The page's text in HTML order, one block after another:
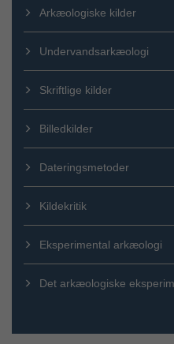
Arkæologiske kilder
Undervandsarkæologi
Skriftlige kilder
Billedkilder
Dateringsmetoder
Kildekritik
Eksperimental arkæologi
Det arkæologiske